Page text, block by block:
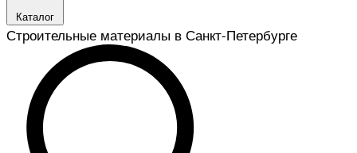
Каталог
Строительные материалы в Санкт-Петербурге